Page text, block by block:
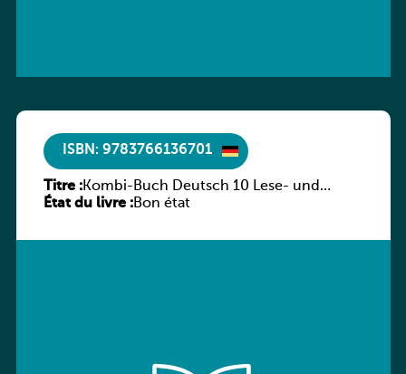
ISBN: 9783766136701
Titre :Kombi-Buch Deutsch 10 Lese- und
Sprachbuch
État du livre :Bon état